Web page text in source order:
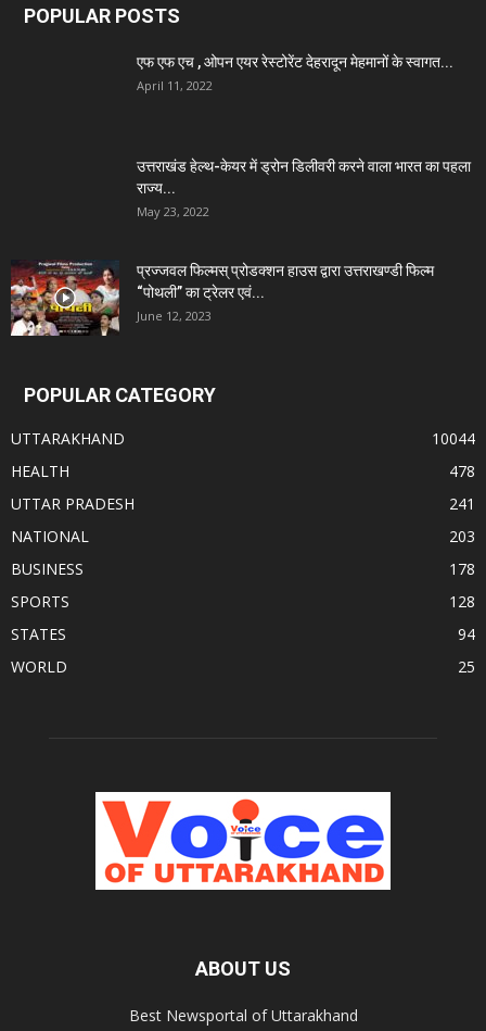
POPULAR POSTS
एफ एफ एच , ओपन एयर रेस्टोरेंट देहरादून मेहमानों के स्वागत...
April 11, 2022
उत्तराखंड हेल्थ-केयर में ड्रोन डिलीवरी करने वाला भारत का पहला
राज्य...
May 23, 2022
प्रज्जवल फिल्मस् प्रोडक्शन हाउस द्वारा उत्तराखण्डी फिल्म
“पोथली” का ट्रेलर एवं...
June 12, 2023
POPULAR CATEGORY
UTTARAKHAND
10044
HEALTH
478
UTTAR PRADESH
241
NATIONAL
203
BUSINESS
178
SPORTS
128
STATES
94
WORLD
25
ABOUT US
Best Newsportal of Uttarakhand